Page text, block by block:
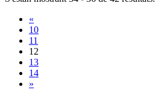
«
10
11
12
13
14
»